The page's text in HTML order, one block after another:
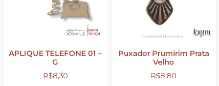
Pezinhos
APLIQUE TELEFONE 01 –
G
R$8,30
Puxador Prumirim Prata
Velho
R$8,80